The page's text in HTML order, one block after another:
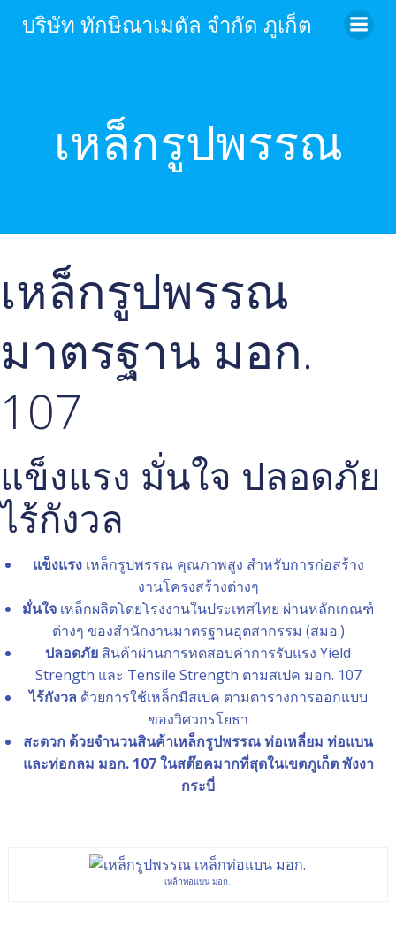
to
บริษัท ทักษิณาเมตัล จำกัด ภูเก็ต
เหล็กรูปพรรณ
เหล็กรูปพรรณ
มาตรฐาน มอก.
107
แข็งแรง มั่นใจ ปลอดภัย
ไร้กังวล
แข็งแรงเหล็กรูปพรรณ คุณภาพสูง สำหรับการก่อสร้าง
งานโครงสร้างต่างๆ
มั่นใจ เหล็กผลิตโดยโรงงานในประเทศไทย ผ่านหลักเกณฑ์
ต่างๆ ของสำนักงานมาตรฐานอุตสากรรม (สมอ.)
ปลอดภัย สินค้าผ่านการทดสอบค่าการรับแรง Yield
Strength และ Tensile Strength ตามสเปค มอก. 107
ไร้กังวล ด้วยการใช้เหล็กมีสเปค ตามตารางการออกแบบ
ของวิศวกรโยธา
สะดวก ด้วยจำนวนสินค้าเหล็กรูปพรรณ ท่อเหลี่ยม ท่อแบน
และท่อกลม มอก. 107 ในสต๊อคมากที่สุดในเขตภูเก็ต พังงา
กระบี่
เหล็กท่อแบน มอก.